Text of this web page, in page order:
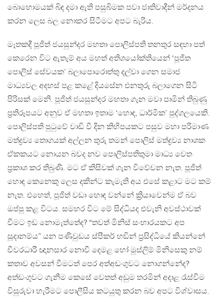
බොහොමයක් බිඳ දමා ඇති පසුබිමක පවා ජාතිවාදීන් මර්දනය
කරන ලෙස බල නොකර සිටීමට අපට බැරිය.
මෑතකදී පූජිත් ජයසුන්දර මහතා පොලිස්පති තනතුර සඳහා පත්
කෙරෙන විට ඇතැම් අය මහත් අතිශයෝක්තියෙන් ‘පූජිත
පොලිස් සේවයක’ බලාපොරොත්තු දල්වා ගෙන සමාජ
මාධ්‍යවල අදහස් පළ කළේ දියසේන එනතුරු බලාගෙන සිටි
පිරිසක් මෙනි. පූජිත් ජයසුන්දර මහතා ගැන මවා පාමින් තිබුණු
ප්‍රතිරූපයට අනුව ඒ මහතා ඉතාම ‘හොඳ, ධාර්මික’ පුද්ගලයෙකි.
පොලිස්පති පුටුවේ වාඩි වී දින කිහිපයකට පසුව මහා පරිමාණ
මත්ද්‍රව්‍ය තොගයක් අල්ලන තුරු තමන් පොලිස් මත්ද්‍රව්‍ය නාශක
ඒකකයට නොයන බවද නව පොලිස්පතිතුමා මාධ්‍ය වෙත
ප්‍රකාශ කර තිබුණි. මට ඒ කිසිවක් ගැන විවේචන නැත. පූජිත්
හොඳ කෙනෙකු ලෙස දකින්ට කැමැති අය එසේ කළාට මට කම්
නැත. එහෙත්, පූජිත් වඩා හොඳ වන්නේ ක්‍රියාවෙන්ම ඒ බව
ඔප්පු කළ විටය. සමහර විට මේ සිද්ධියද එවැනි අවස්ථාවක්
වීමට ඉඩ නොමැත්තේද? “තවත් මිනිස් සංහාරයකට අප
සූදානම්ය” යන පණිවුඩය ස්පීකර් හඬින් ප්‍රසිද්ධියේ කියන්නේ
චීවරධාරී ඥානසාර නොවී දෙමළ හෝ මුස්ලිම් මිනිසෙකු නම්
කතාව අවසන් වීමටත් පෙර අත්අඩංගුවට නොගන්නේද?
අත්ඩංගුවට ගැනීම කෙසේ වෙතත් අඩුම තරමින් අදාළ රැස්වීම
විසුරුවා හැරීමට පොලීසිය කටයුතු කරන බව අපට විශ්වාසය.